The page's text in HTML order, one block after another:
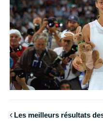
Les meilleurs résultats